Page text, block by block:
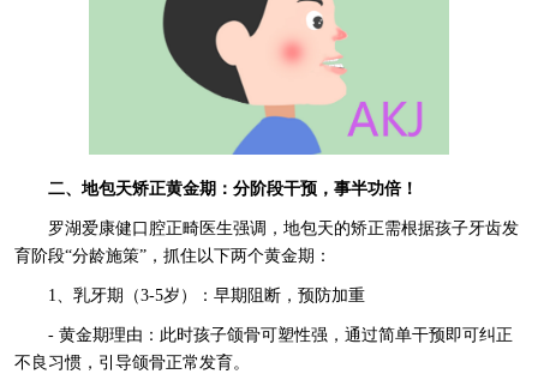
二、地包天矫正黄金期：分阶段干预，事半功倍！
罗湖爱康健口腔正畸医生强调，地包天的矫正需根据孩子牙齿发
育阶段“分龄施策”，抓住以下两个黄金期：
1、乳牙期（3-5岁）：早期阻断，预防加重
- 黄金期理由：此时孩子颌骨可塑性强，通过简单干预即可纠正
不良习惯，引导颌骨正常发育。